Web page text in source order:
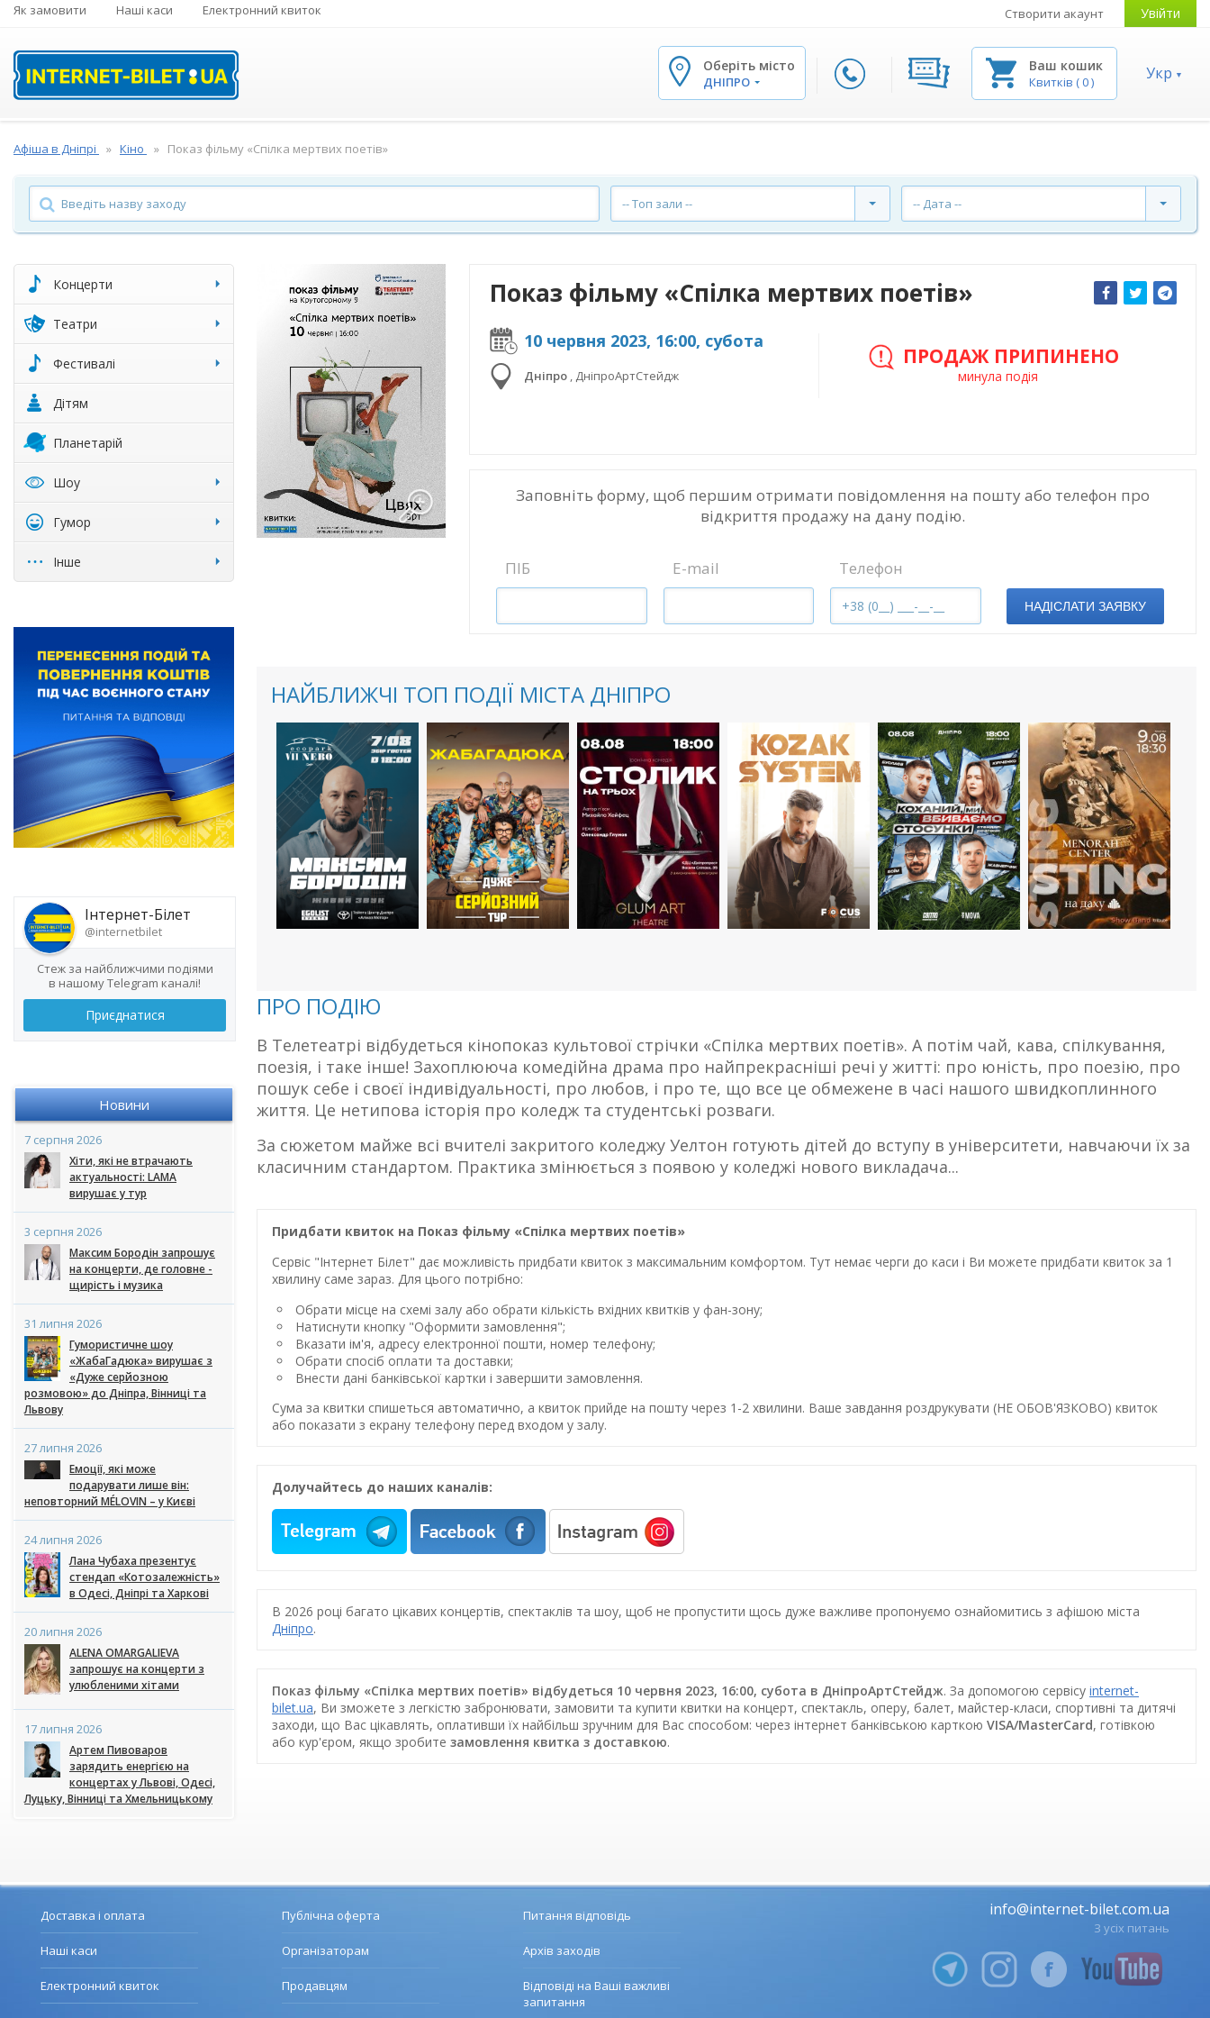
Як замовити Наші каси Електронний квиток Створити акаунт Увійти
Оберіть місто
ДНІПРО
Ваш кошик
Квитків (0) Укр
Афіша в Дніпрі Кіно Показ фільму «Спілка мертвих поетів»
-- Топ зали -- -- Дата --
Концерти
Театри
Фестивалі
Дітям
Планетарій
Шоу
Гумор
Інше
Інтернет-Білет
@internetbilet
Стеж за найближчими подіями
в нашому Telegram каналі!
Приєднатися
Новини
7 серпня 2026
Хіти, які не втрачають
актуальності: LAMA
вирушає у тур
3 серпня 2026
Максим Бородін запрошує
на концерти, де головне -
щирість і музика
31 липня 2026
Гумористичне шоу
«ЖабаГадюка» вирушає з
«Дуже серйозною
розмовою» до Дніпра, Вінниці та
Львову
27 липня 2026
Емоції, які може
подарувати лише він:
неповторний MÉLOVIN – у Києві
24 липня 2026
Лана Чубаха презентує
стендап «Котозалежність»
в Одесі, Дніпрі та Харкові
20 липня 2026
ALENA OMARGALIEVA
запрошує на концерти з
улюбленими хітами
17 липня 2026
Артем Пивоваров
зарядить енергією на
концертах у Львові, Одесі,
Луцьку, Вінниці та Хмельницькому
Показ фільму «Спілка мертвих поетів»
10 червня 2023, 16:00, субота
Дніпро , ДніпроАртСтейдж
ПРОДАЖ ПРИПИНЕНО
минула подія
Заповніть форму, щоб першим отримати повідомлення на пошту або телефон про
відкриття продажу на дану подію.
ПІБ E-mail Телефон
НАДІСЛАТИ ЗАЯВКУ
НАЙБЛИЖЧІ ТОП ПОДІЇ МІСТА ДНІПРО
ПРО ПОДІЮ
В Телетеатрі відбудеться кінопоказ культової стрічки «Спілка мертвих поетів». А потім чай, кава, спілкування,
поезія, і таке інше! Захоплююча комедійна драма про найпрекрасніші речі у житті: про юність, про поезію, про
пошук себе і своєї індивідуальності, про любов, і про те, що все це обмежене в часі нашого швидкоплинного
життя. Це нетипова історія про коледж та студентські розваги.
За сюжетом майже всі вчителі закритого коледжу Уелтон готують дітей до вступу в університети, навчаючи їх за
класичним стандартом. Практика змінюється з появою у коледжі нового викладача...
Придбати квиток на Показ фільму «Спілка мертвих поетів»
Сервіс "Інтернет Білет" дає можливість придбати квиток з максимальним комфортом. Тут немає черги до каси і Ви можете придбати квиток за 1
хвилину саме зараз. Для цього потрібно:
Обрати місце на схемі залу або обрати кількість вхідних квитків у фан-зону;
Натиснути кнопку "Оформити замовлення";
Вказати ім'я, адресу електронної пошти, номер телефону;
Обрати спосіб оплати та доставки;
Внести дані банківської картки і завершити замовлення.
Сума за квитки спишеться автоматично, а квиток прийде на пошту через 1-2 хвилини. Ваше завдання роздрукувати (НЕ ОБОВ'ЯЗКОВО) квиток
або показати з екрану телефону перед входом у залу.
Долучайтесь до наших каналів:
В 2026 році багато цікавих концертів, спектаклів та шоу, щоб не пропустити щось дуже важливе пропонуємо ознайомитись з афішою міста
Дніпро.
Показ фільму «Спілка мертвих поетів» відбудеться 10 червня 2023, 16:00, субота в ДніпроАртСтейдж. За допомогою сервісу internet-
bilet.ua, Ви зможете з легкістю забронювати, замовити та купити квитки на концерт, спектакль, оперу, балет, майстер-класи, спортивні та дитячі
заходи, що Вас цікавлять, оплативши їх найбільш зручним для Вас способом: через інтернет банківською карткою VISA/MasterCard, готівкою
або кур'єром, якщо зробите замовлення квитка з доставкою.
Доставка і оплата
Наші каси
Електронний квиток
Публічна оферта
Організаторам
Продавцям
Питання відповідь
Архів заходів
Відповіді на Ваші важливі
запитання
info@internet-bilet.com.ua
З усіх питань